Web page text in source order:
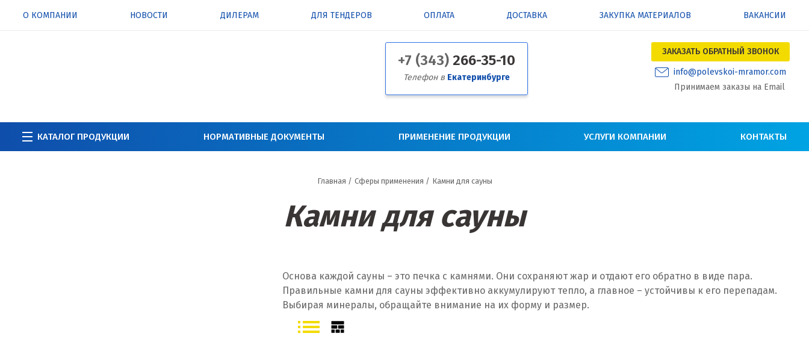
О КОМПАНИИ НОВОСТИ ДИЛЕРАМ ДЛЯ ТЕНДЕРОВ ОПЛАТА ДОСТАВКА ЗАКУПКА МАТЕРИАЛОВ ВАКАНСИИ
+7 (343) 266-35-10
Телефон в Екатеринбурге
ЗАКАЗАТЬ ОБРАТНЫЙ ЗВОНОК
info@polevskoi-mramor.com
Принимаем заказы на Email
КАТАЛОГ ПРОДУКЦИИ НОРМАТИВНЫЕ ДОКУМЕНТЫ ПРИМЕНЕНИЕ ПРОДУКЦИИ УСЛУГИ КОМПАНИИ КОНТАКТЫ
Главная / Сферы применения / Камни для сауны
Камни для сауны
Основа каждой сауны – это печка с камнями. Они сохраняют жар и отдают его обратно в виде пара.
Правильные камни для сауны эффективно аккумулируют тепло, а главное – устойчивы к его перепадам.
Выбирая минералы, обращайте внимание на их форму и размер.